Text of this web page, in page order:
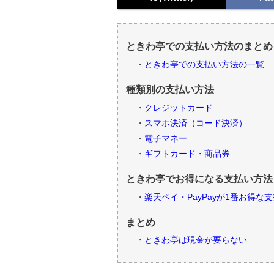
ときわ亭での支払い方法のまとめ
ときわ亭での支払い方法の一覧
種類別の支払い方法
クレジットカード
スマホ決済（コード決済）
電子マネー
ギフトカード・商品券
ときわ亭でお得になる支払い方法
楽天ペイ・PayPayが1番お得な
まとめ
ときわ亭は現金が要らない